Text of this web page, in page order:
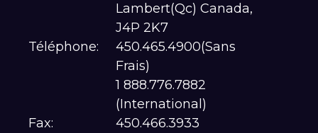
Lambert(Qc) Canada,
J4P 2K7
Téléphone:
450.465.4900(Sans
Frais)
1 888.776.7882
(International)
Fax:
450.466.3933